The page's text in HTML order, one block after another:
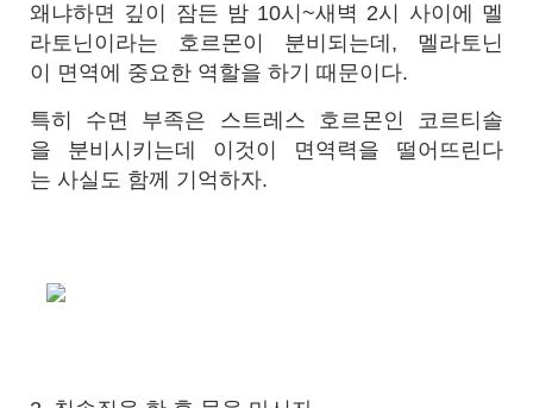
왜냐하면 깊이 잠든 밤 10시~새벽 2시 사이에 멜
라토닌이라는 호르몬이 분비되는데, 멜라토닌
이 면역에 중요한 역할을 하기 때문이다.
특히 수면 부족은 스트레스 호르몬인 코르티솔
을 분비시키는데 이것이 면역력을 떨어뜨린다
는 사실도 함께 기억하자.